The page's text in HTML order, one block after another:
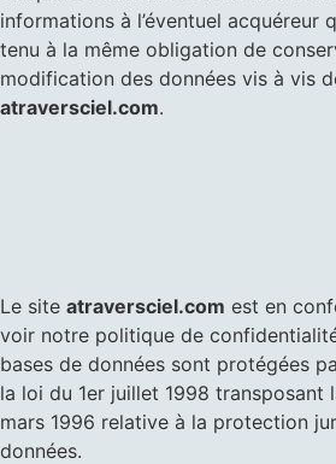
informations à l’éventuel acquéreur
tenu à la même obligation de
modification des données vis à vis
atraversciel.com.
Le site atraversciel.com est en
voir notre politique de
bases de données sont protégées
la loi du 1er juillet 1998 transposant
mars 1996 relative à la protection
données.